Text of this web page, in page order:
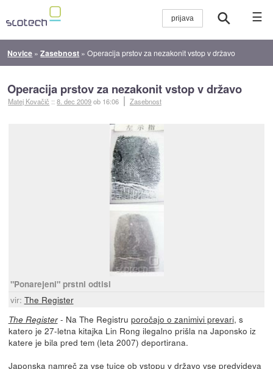
☰
Novice »Zasebnost »Operacija prstov za nezakonit vstop v državo
Operacija prstov za nezakonit vstop v državo
Matej Kovačič ::8. dec 2009ob 16:06 Zasebnost
"Ponarejeni" prstni odtisi
vir: The Register
The Register- Na The Registru poročajo o zanimivi prevari, s
katero je 27-letna kitajka Lin Rong ilegalno prišla na Japonsko iz
katere je bila pred tem (leta 2007) deportirana.
Japonska namreč za vse tujce ob vstopu v državo vse predvideva